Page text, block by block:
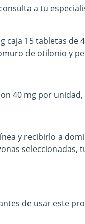
a tu
caja 15 tabletas de
de otilonio y
40 mg por
y recibirlo a
de usar este